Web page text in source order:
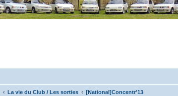
La vie du Club / Les sorties [National]Concentr'13